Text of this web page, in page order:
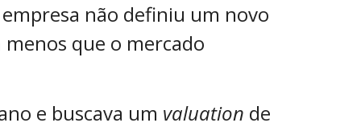
não definiu um novo
que o mercado
e buscava um valuation de